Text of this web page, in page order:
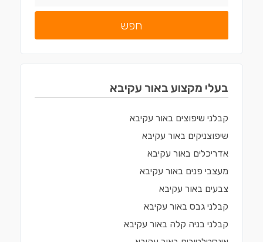
חפש
בעלי מקצוע באור עקיבא
קבלני שיפוצים באור עקיבא
שיפוצניקים באור עקיבא
אדריכלים באור עקיבא
מעצבי פנים באור עקיבא
צבעים באור עקיבא
קבלני גבס באור עקיבא
קבלני בניה קלה באור עקיבא